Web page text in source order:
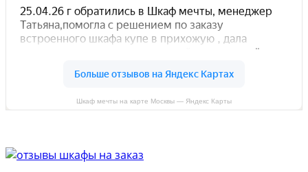
Шкаф мечты на карте Москвы — Яндекс Карты